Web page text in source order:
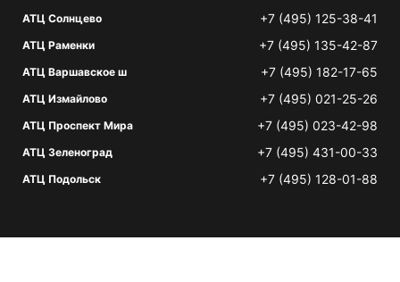
АТЦ Солнцево +7 (495) 125-38-41
АТЦ Раменки +7 (495) 135-42-87
АТЦ Варшавское ш +7 (495) 182-17-65
АТЦ Измайлово +7 (495) 021-25-26
АТЦ Проспект Мира +7 (495) 023-42-98
АТЦ Зеленоград +7 (495) 431-00-33
АТЦ Подольск +7 (495) 128-01-88